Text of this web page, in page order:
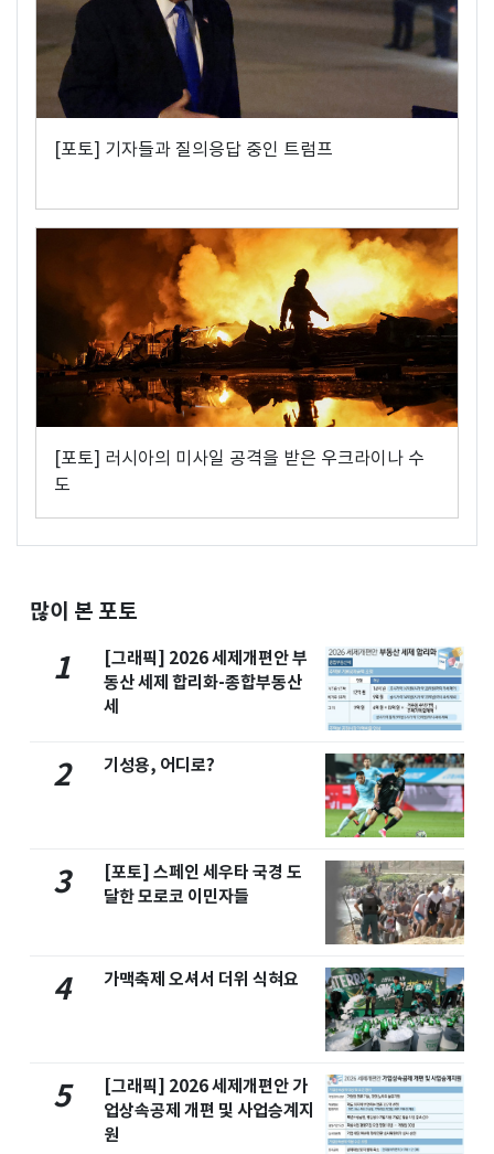
[포토] 기자들과 질의응답 중인 트럼프
[포토] 러시아의 미사일 공격을 받은 우크라이나 수
도
많이 본 포토
1
[그래픽] 2026 세제개편안 부
동산 세제 합리화-종합부동산
세
2 기성용, 어디로?
3
[포토] 스페인 세우타 국경 도
달한 모로코 이민자들
4 가맥축제 오셔서 더위 식혀요
5
[그래픽] 2026 세제개편안 가
업상속공제 개편 및 사업승계지
원